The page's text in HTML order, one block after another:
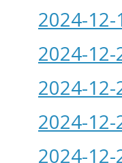
2024-
2024-
2024-
2024-
2024-